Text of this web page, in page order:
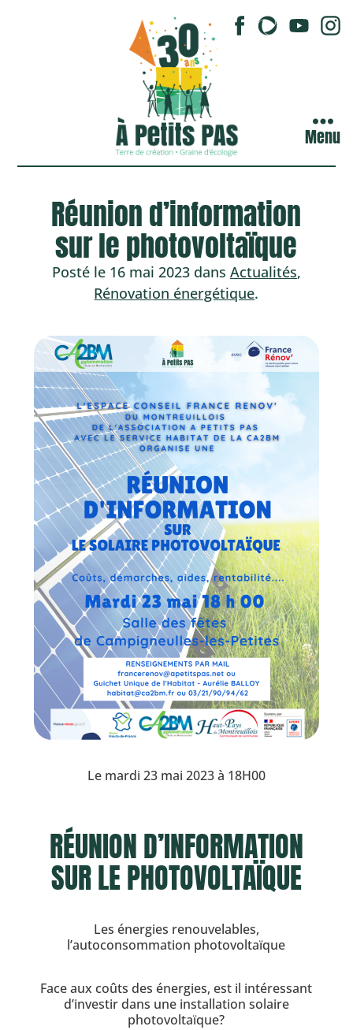
Menu
Réunion d’information
sur le photovoltaïque
Posté le 16 mai 2023 dans Actualités,
Rénovation énergétique.
Le mardi 23 mai 2023 à 18H00
RÉUNION D’INFORMATION
SUR LE PHOTOVOLTAÏQUE
Les énergies renouvelables,
l’autoconsommation photovoltaïque
Face aux coûts des énergies, est il intéressant
d’investir dans une installation solaire
photovoltaïque?